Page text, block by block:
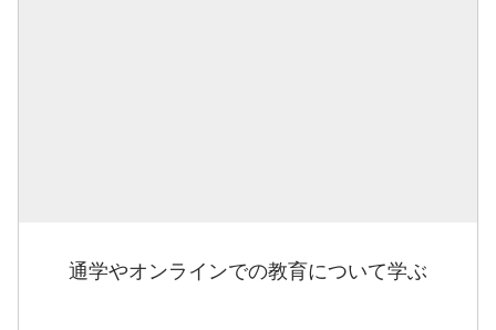
通学やオンラインでの教育について学ぶ